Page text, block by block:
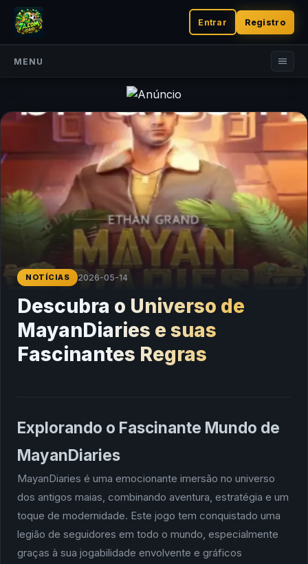
Entrar Registro
MENU
NOTÍCIAS 2026-05-14
Descubra o Universo de
MayanDiaries e suas
Fascinantes Regras
Explorando o Fascinante Mundo de
MayanDiaries
MayanDiaries é uma emocionante imersão no universo
dos antigos maias, combinando aventura, estratégia e um
toque de modernidade. Este jogo tem conquistado uma
legião de seguidores em todo o mundo, especialmente
graças à sua jogabilidade envolvente e gráficos